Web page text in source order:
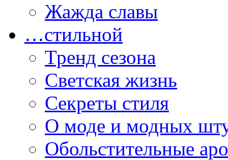
Жажда славы
…стильной
Тренд сезона
Светская жизнь
Секреты стиля
О моде и модных
Обольстительные